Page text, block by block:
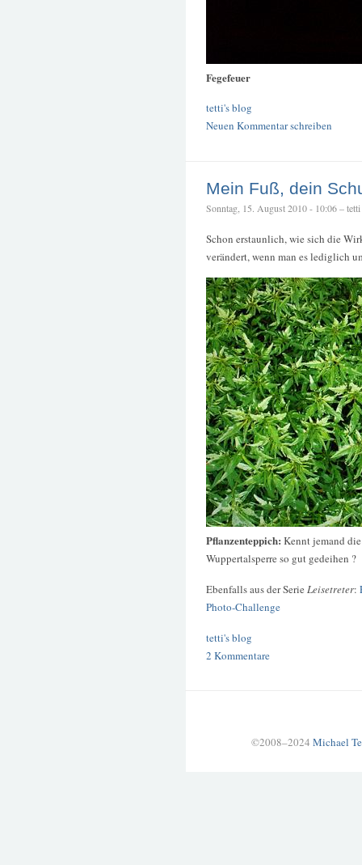
Fegefeuer
tetti's blog
Neuen Kommentar schreiben
Mein Fuß, dein
Sonntag, 15. August 2010 - 10:06 – tetti
Schon erstaunlich, wie sich die
verändert, wenn man es lediglich
Pflanzenteppich: Kennt jemand
Wuppertalsperre so gut gedeihen ?
Ebenfalls aus der Serie Leisetreter:
Photo-Challenge
tetti's blog
2 Kommentare
©2008–2024 Michael